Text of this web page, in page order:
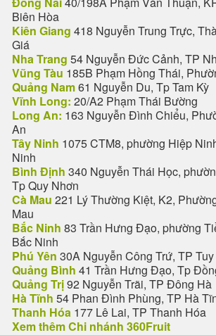
Biên Hòa
Kiên Giang 418 Nguyễn Trung Trực,
Giá
Nha Trang 54 Nguyễn Đức Cảnh, TP
Vũng Tàu 185B Phạm Hồng Thái,
Quảng Nam61 Nguyễn Du, Tp Tam Kỳ
Vĩnh Long: 20/A2 Phạm Thái Bường
Long An: 163 Nguyễn Đình Chiểu,
An
Tây Ninh 1075 CTM8, phường Hiệp
Ninh
Bình Định 340 Nguyễn Thái Học,
Tp Quy Nhơn
Cà Mau 221 Lý Thường Kiệt, K2,
Mau
Bắc Ninh 83 Trần Hưng Đạo, phường
Bắc Ninh
Phú Yên 30A Nguyễn Công Trứ, TP
Quảng Bình 41 Trần Hưng Đạo, Tp
Quảng Trị92 Nguyễn Trãi, TP Đông Hà
Hà Tĩnh 54 Phan Đình Phùng, TP Hà
Thanh Hóa 177 Lê Lai, TP Thanh Hóa
Xem thêm Chi nhánh 360Fruit